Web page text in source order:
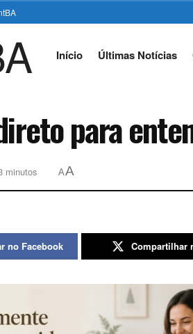
Início Últimas Notícias
para
minutos AA
no Facebook Compartilhar